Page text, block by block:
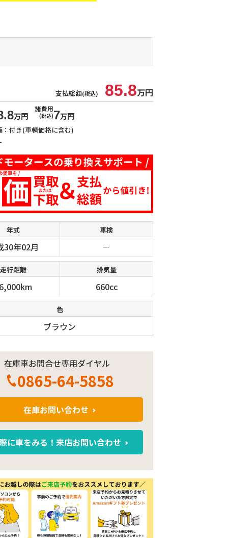
支払総額(税込) 85.8万円
万円
諸費用
(税込)7万円
：付き(車輌価格に含む)
年式 車検
30年02月 －
走行距離 排気量
660cc
色
ブラウン
在庫車お問合せ専用ダイヤル
0865-64-5858
在庫お問い合わせ
に車をみる！来店お問い合わせ